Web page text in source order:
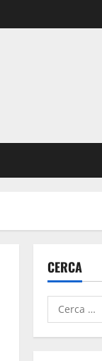
CERCA